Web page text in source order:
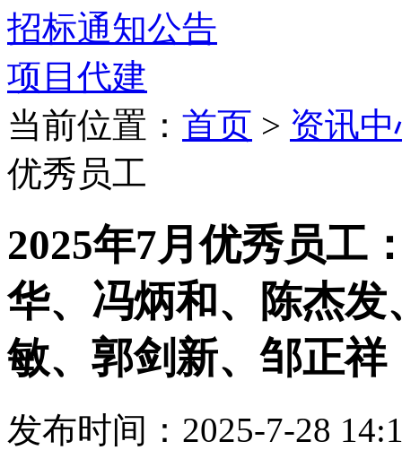
招标通知公告
项目代建
当前位置： 首页 > 资讯
优秀员工
2025年7月优秀员工
华、冯炳和、陈杰
敏、郭剑新、邹正祥
发布时间：2025-7-28